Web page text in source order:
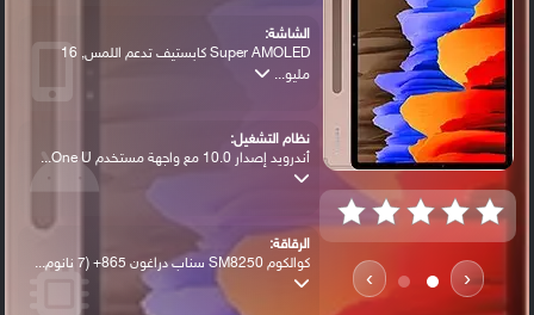
‹
›
الشاشة:
Super AMOLED كابستيف تدعم اللمس, 16
مليو...
نظام التشغيل:
أندرويد إصدار 10.0 مع واجهة مستخدم One U...
الرقاقة:
كوالكوم SM8250 سناب دراغون 865+ (7 نانوم...